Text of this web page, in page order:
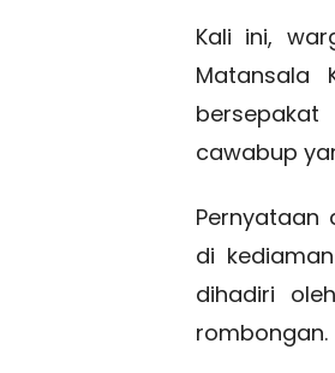
Kali ini,
Matansala
cawabup
Pernyataan
di
dihadiri
rombongan.